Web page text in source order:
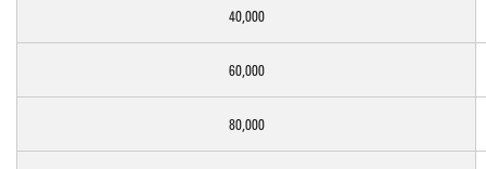
40,000
60,000
80,000